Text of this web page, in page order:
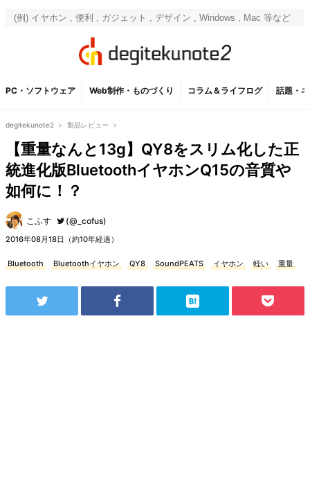
PC・ソフトウェア Web制作・ものづくり コラム＆ライフログ 話題・
degitekunote2 > 製品レビュー >
【重量なんと13g】QY8をスリム化した正
統進化版BluetoothイヤホンQ15の音質や
如何に！？
こふす (@_cofus)
2016年08月18日（約10年経過）
Bluetooth Bluetoothイヤホン QY8 SoundPEATS イヤホン 軽い 重量